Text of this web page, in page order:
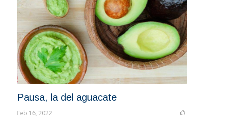
Pausa, la del aguacate
Feb 16, 2022